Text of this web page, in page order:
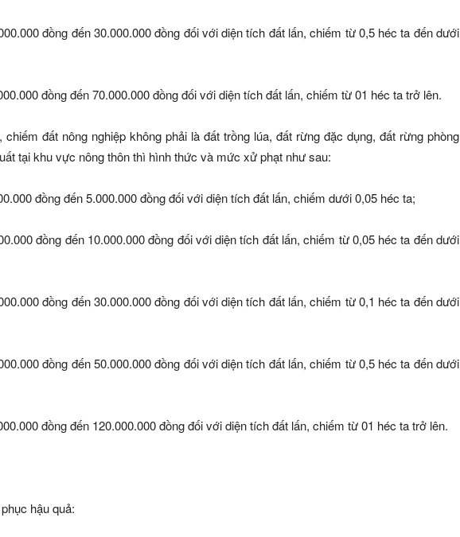
đồng đến 30.000.000 đồng đối với diện tích đất lấn, chiếm từ 0,5 héc ta đến dưới
đồng đến 70.000.000 đồng đối với diện tích đất lấn, chiếm từ 01 héc ta trở lên.
chiếm đất nông nghiệp không phải là đất trồng lúa, đất rừng đặc dụng, đất rừng phòng
tại khu vực nông thôn thì hình thức và mức xử phạt như sau:
đồng đến 5.000.000 đồng đối với diện tích đất lấn, chiếm dưới 0,05 héc ta;
đồng đến 10.000.000 đồng đối với diện tích đất lấn, chiếm từ 0,05 héc ta đến dưới
đồng đến 30.000.000 đồng đối với diện tích đất lấn, chiếm từ 0,1 héc ta đến dưới
đồng đến 50.000.000 đồng đối với diện tích đất lấn, chiếm từ 0,5 héc ta đến dưới
đồng đến 120.000.000 đồng đối với diện tích đất lấn, chiếm từ 01 héc ta trở lên.
hậu quả: